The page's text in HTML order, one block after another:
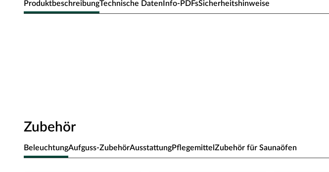
ProduktbeschreibungTechnische DatenInfo-PDFsSicherheitshinweise
beigefügten Montageanleitungen.
Zubehör
BeleuchtungAufguss-ZubehörAusstattungPflegemittel Zubehör für Saunaöfen